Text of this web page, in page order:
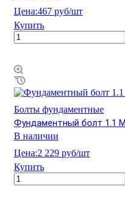
Цена:467 руб/шт
Купить
Болты фундаментные
Фундаментный болт 1.1
В наличии
Цена:2 229 руб/шт
Купить